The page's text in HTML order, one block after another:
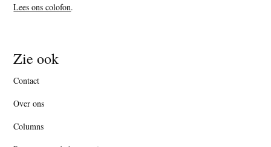
Lees ons colofon.
Zie ook
Contact
Over ons
Columns